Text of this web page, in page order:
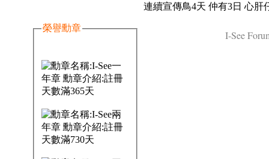
榮譽勳章
連續宣傳鳥4天 仲有3日 心肝
I-See